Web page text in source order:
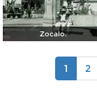
Zocalo.
1 2